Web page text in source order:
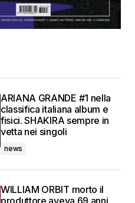
ARIANA GRANDE #1 nella
classifica italiana album e
fisici. SHAKIRA sempre in
vetta nei singoli
news
WILLIAM ORBIT morto il